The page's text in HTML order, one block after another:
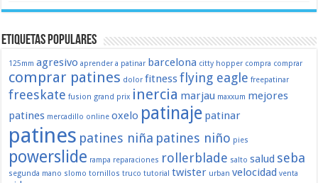
Etiquetas populares
125mm agresivo aprender a patinar barcelona citty hopper compra comprar
comprar patines dolor fitnessflying eagle freepatinar
freeskate fusion grand prix inercia marjau maxxum mejores
patines mercadillo online oxelo patinaje patinar
patines patines niña patines niño pies
powerslide rampa reparaciones rollerblade salto salud seba
segunda mano slomo tornillos truco tutorial twister urban velocidad venta